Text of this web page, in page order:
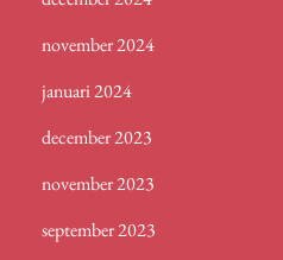
november 2024
januari 2024
december 2023
november 2023
september 2023